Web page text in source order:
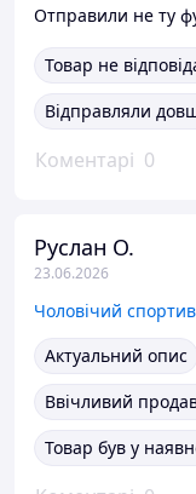
Отправили не ту
Товар не
Відправляли
Коментарі 0
Руслан О.
23.06.2026
Актуальний опис
Ввічливий
Товар був у